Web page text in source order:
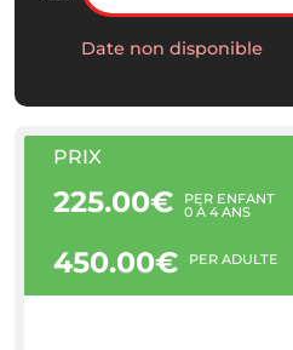
Date non disponible
PRIX
225.00€ PER ENFANT
0 À 4 ANS
450.00€ PER ADULTE